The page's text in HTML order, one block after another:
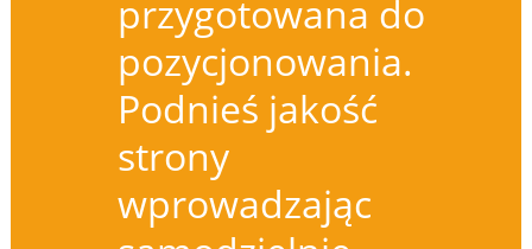
przygotowana do
pozycjonowania.
Podnieś jakość
strony
wprowadzając